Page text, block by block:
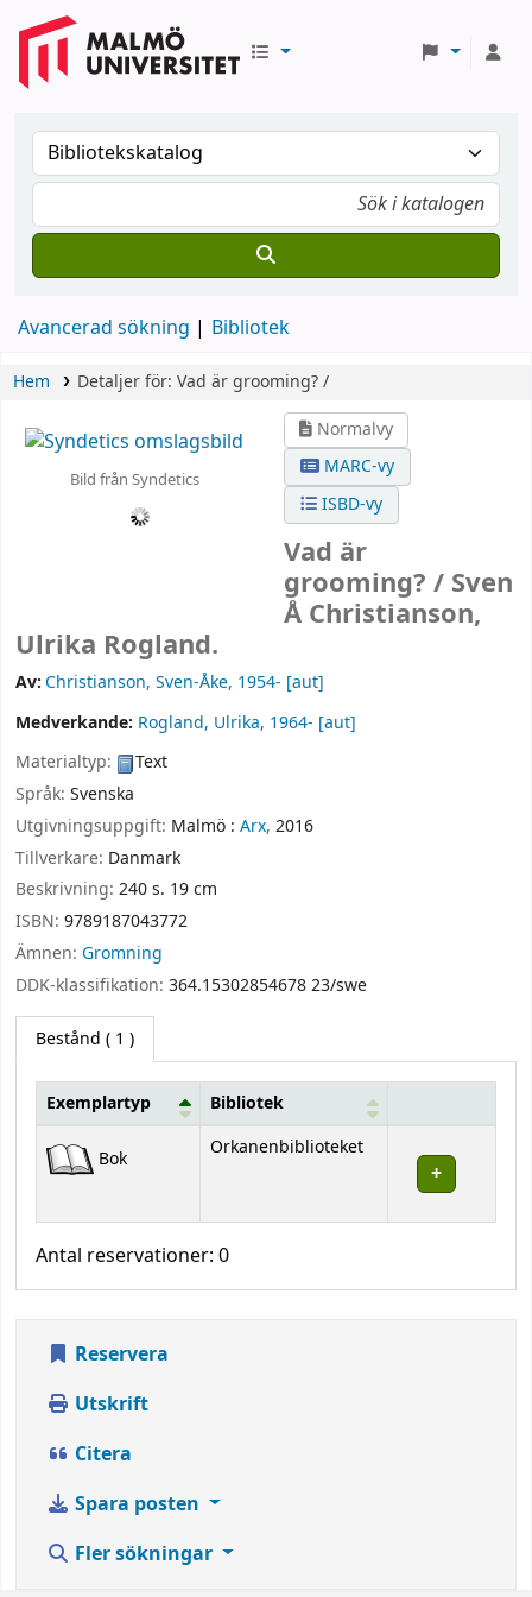
Avancerad sökning Bibliotek
Hem Detaljer för: Vad är grooming? /
Bild från Syndetics
Normalvy
MARC-vy
ISBD-vy
Vad är
grooming? / Sven
Å Christianson,
Ulrika Rogland.
Av:Christianson, Sven-Åke, 1954- [aut]
Medverkande: Rogland, Ulrika, 1964- [aut]
Materialtyp:
Text
Språk: Svenska
Utgivningsuppgift: Malmö : Arx, 2016
Tillverkare: Danmark
Beskrivning: 240 s. 19 cm
ISBN: 9789187043772
Ämnen: Gromning
DDK-klassifikation: 364.15302854678 23/swe
Bestånd ( 1 )
Exemplartyp Bibliotek
Bok Orkanenbiblioteket
Antal reservationer: 0
Reservera
Utskrift
Citera
Spara posten
Fler sökningar